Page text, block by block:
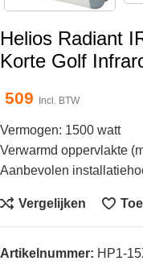
Helios Radiant
Korte Golf
509 Incl. BTW
Vermogen: 1500 watt
Verwarmd oppervlakte
Aanbevolen
Vergelijken
Artikelnummer: HP1-